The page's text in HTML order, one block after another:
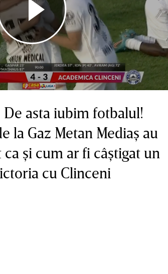
De asta iubim fotbalul!
la Gaz Metan Mediaş au
şi cum ar fi câştigat un
cu Clinceni